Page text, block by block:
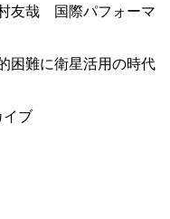
友哉 国際パフォーマ
困難に衛星活用の時代
イブ